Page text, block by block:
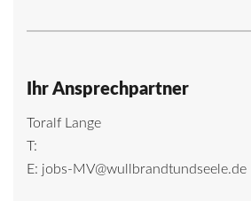
Ihr Ansprechpartner
Toralf Lange
T:
E: jobs-MV@wullbrandtundseele.de